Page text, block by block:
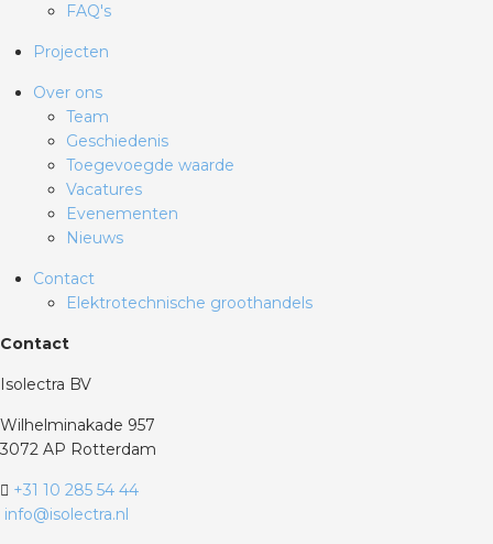
FAQ's
Projecten
Over ons
Team
Geschiedenis
Toegevoegde waarde
Vacatures
Evenementen
Nieuws
Contact
Elektrotechnische groothandels
Contact
Isolectra BV
Wilhelminakade 957
3072 AP Rotterdam
+31 10 285 54 44
info@isolectra.nl